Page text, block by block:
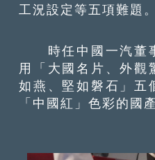
工況設定等五項難題。
時任中國一汽董
用「大國名片、外觀
如燕、堅如磐石」五
「中國紅」色彩的國